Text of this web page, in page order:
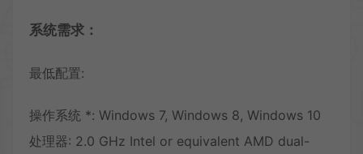
系统需求：
最低配置:
操作系统 *: Windows 7, Windows 8, Windows 10
处理器: 2.0 GHz Intel or equivalent AMD dual-